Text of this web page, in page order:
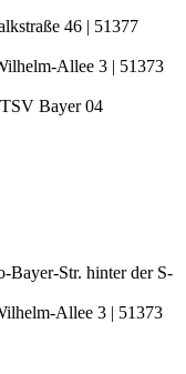
46 | 51377
Allee 3 | 51373
Bayer 04
Bayer-Str. hinter der S-
Allee 3 | 51373